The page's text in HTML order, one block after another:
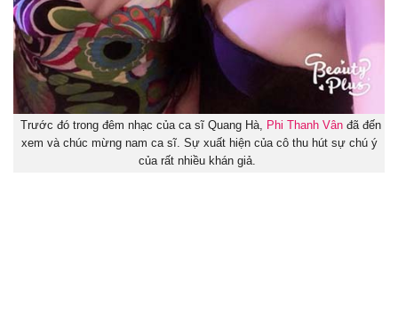
Trước đó trong đêm nhạc của ca sĩ Quang Hà, Phi Thanh Vân đã đến
xem và chúc mừng nam ca sĩ. Sự xuất hiện của cô thu hút sự chú ý
của rất nhiều khán giả.